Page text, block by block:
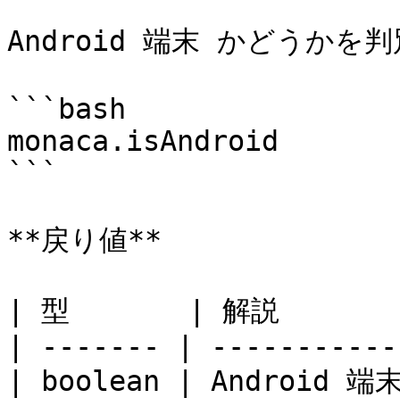
Android 端末 かどうかを判
```bash
monaca.isAndroid
```
**戻り値**
| 型       | 解説
| ------- |
| boolean | Android 端